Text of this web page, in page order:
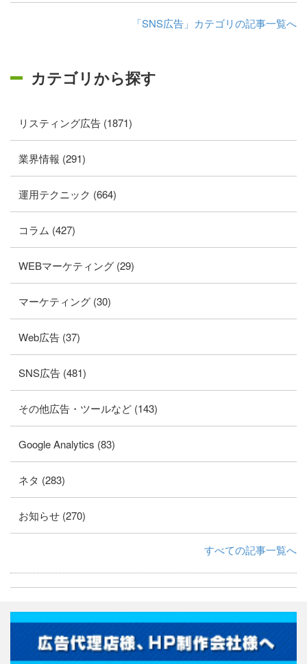
「SNS広告」カテゴリの記事一覧へ
カテゴリから探す
リスティング広告 (1871)
業界情報 (291)
運用テクニック (664)
コラム (427)
WEBマーケティング (29)
マーケティング (30)
Web広告 (37)
SNS広告 (481)
その他広告・ツールなど (143)
Google Analytics (83)
ネタ (283)
お知らせ (270)
すべての記事一覧へ